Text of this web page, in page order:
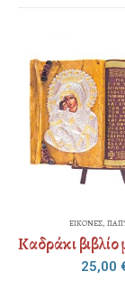
ΕΙΚΟΝΕΣ,
3,60 €